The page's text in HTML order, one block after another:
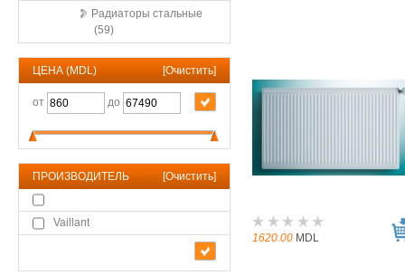
Радиаторы стальные
(59)
ЦЕНА (MDL) [Очистить]
от до
ПРОИЗВОДИТЕЛЬ [Очистить]
Vaillant
1620.00 MDL